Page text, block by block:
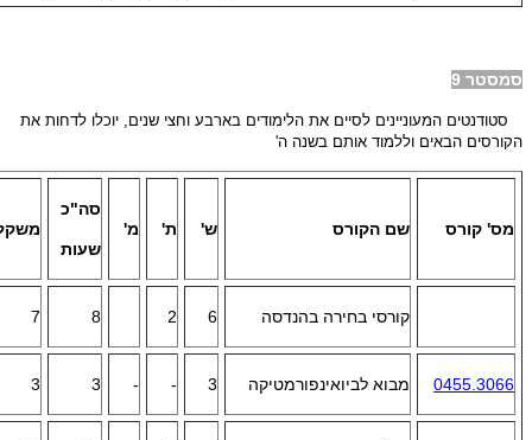
סמסטר 9
סטודנטים המעוניינים לסיים את הלימודים בארבע וחצי שנים, יוכלו לדחות את
הקורסים הבאים וללמוד אותם בשנה ה'
מס' קורס שם הקורס ש' ת' מ'
סה"כ
שעות
קורסי בחירה בהנדסה 6
2
8
7
0455.3066 מבוא לביואינפורמטיקה 3
-
-
3
3